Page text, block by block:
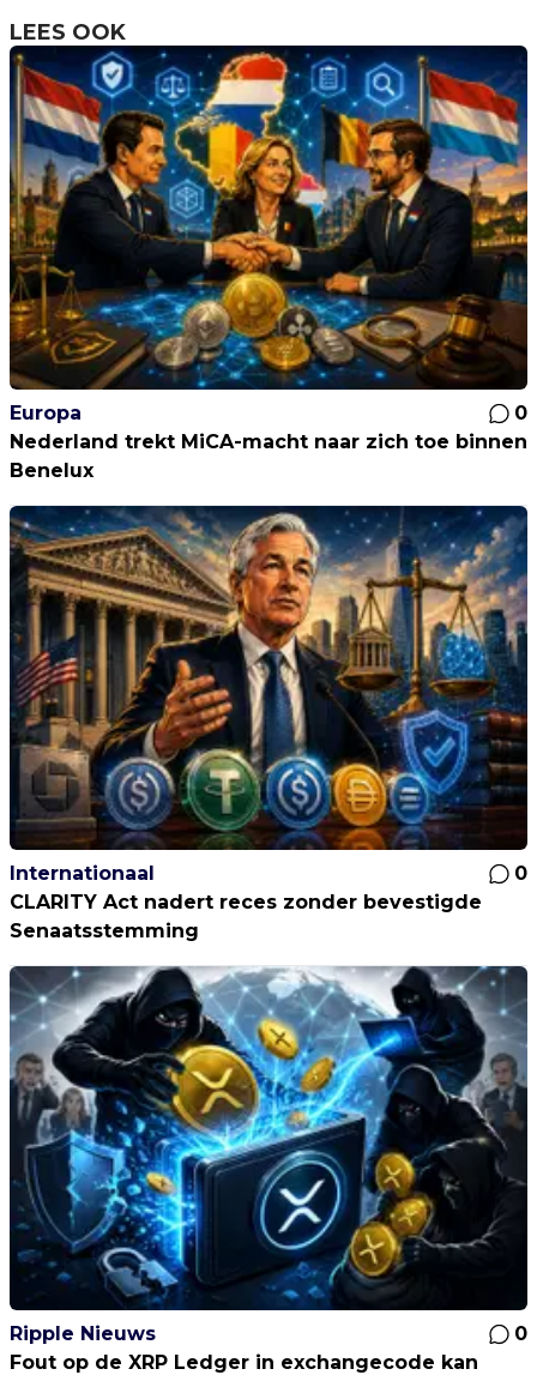
LEES OOK
Europa
0
Nederland trekt MiCA-macht naar zich toe binnen
Benelux
Internationaal
0
CLARITY Act nadert reces zonder bevestigde
Senaatsstemming
Ripple Nieuws
0
Fout op de XRP Ledger in exchangecode kan